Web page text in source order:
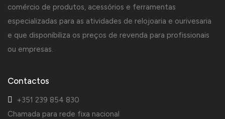
comércio de produtos, acessórios e ferramentas
especializadas para as atividades de relojoaria e ourivesaria
e que disponibiliza os preços de revenda para profissionais
ou empresas.
Contactos
+351 239 854 830
Chamada para rede fixa nacional